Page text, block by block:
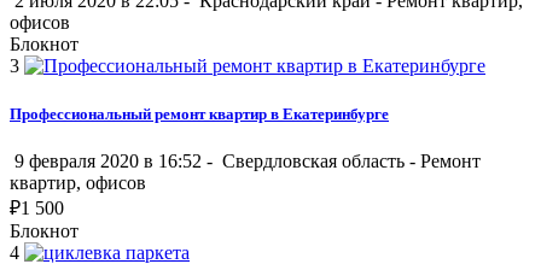
офисов
Блокнот
3
Профессиональный ремонт квартир в Екатеринбурге
9 февраля 2020 в 16:52 - Свердловская область - Ремонт
квартир, офисов
₽1 500
Блокнот
4